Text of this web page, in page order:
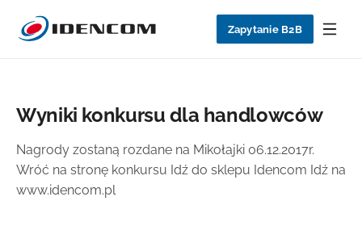
Zapytanie B2B
Wyniki konkursu dla handlowców
Nagrody zostaną rozdane na Mikołajki 06.12.2017r.
Wróć na stronę konkursu Idź do sklepu Idencom Idź na
www.idencom.pl